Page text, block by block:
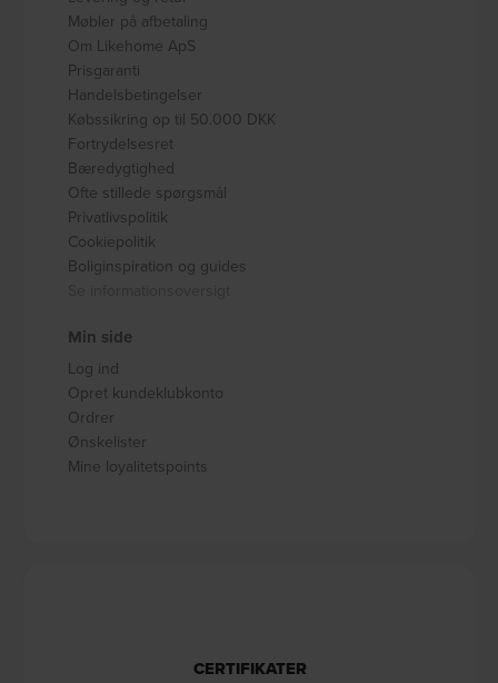
Møbler på afbetaling
Om Likehome ApS
Prisgaranti
Handelsbetingelser
Købssikring op til 50.000 DKK
Fortrydelsesret
Bæredygtighed
Ofte stillede spørgsmål
Privatlivspolitik
Cookiepolitik
Boliginspiration og guides
Min side
Log ind
Opret kundeklubkonto
Ordrer
Ønskelister
Mine loyalitetspoints
CERTIFIKATER